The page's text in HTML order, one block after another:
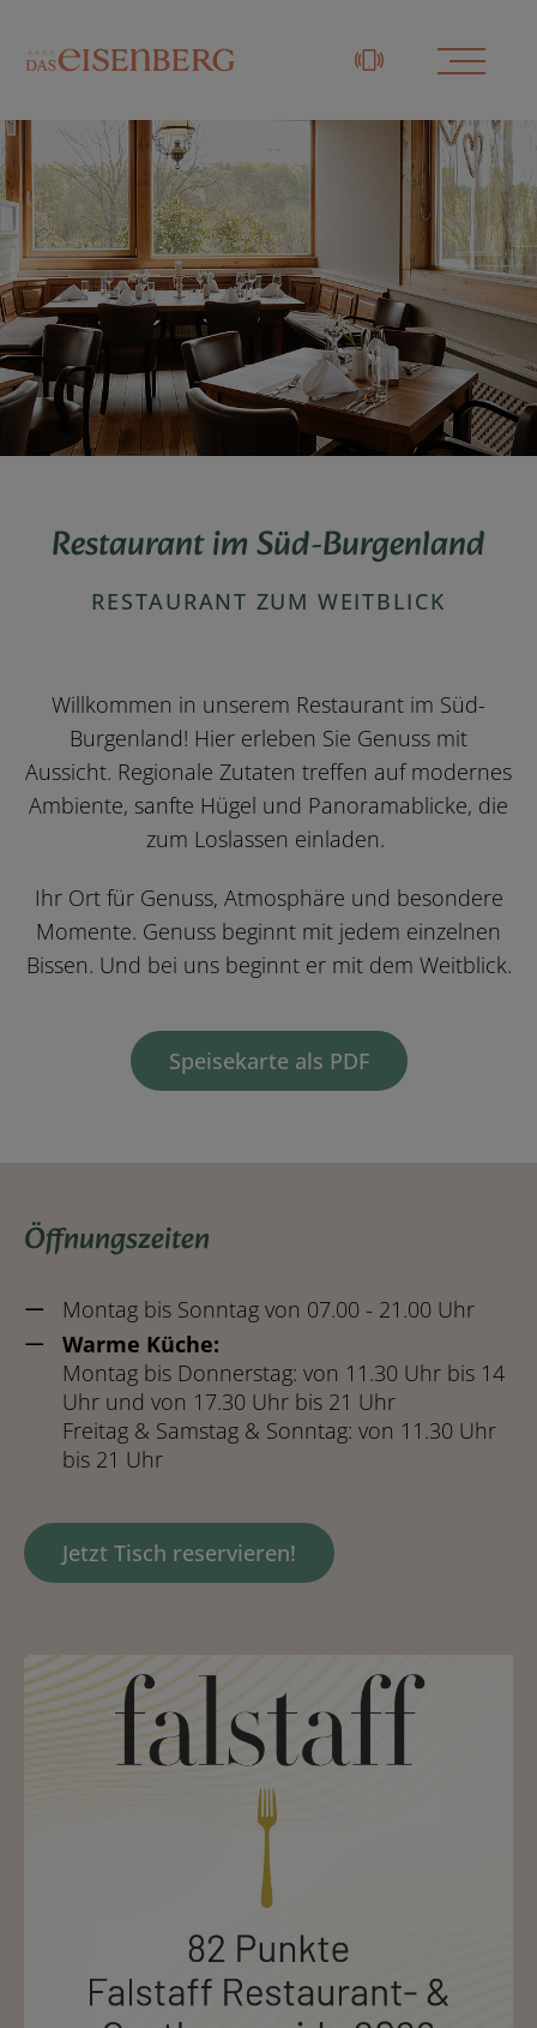
+43 3329 / 48833-0
Restaurant im Süd-Burgenland
RESTAURANT ZUM WEITBLICK
Willkommen in unserem Restaurant im Süd-
Burgenland! Hier erleben Sie Genuss mit
Aussicht. Regionale Zutaten treffen auf modernes
Ambiente, sanfte Hügel und Panoramablicke, die
zum Loslassen einladen.
Ihr Ort für Genuss, Atmosphäre und besondere
Momente. Genuss beginnt mit jedem einzelnen
Bissen. Und bei uns beginnt er mit dem Weitblick.
Speisekarte als PDF
Öffnungszeiten
Montag bis Sonntag von 07.00 - 21.00 Uhr
Warme Küche:
Montag bis Donnerstag: von 11.30 Uhr bis 14
Uhr und von 17.30 Uhr bis 21 Uhr
Freitag & Samstag & Sonntag: von 11.30 Uhr
bis 21 Uhr
Jetzt Tisch reservieren!